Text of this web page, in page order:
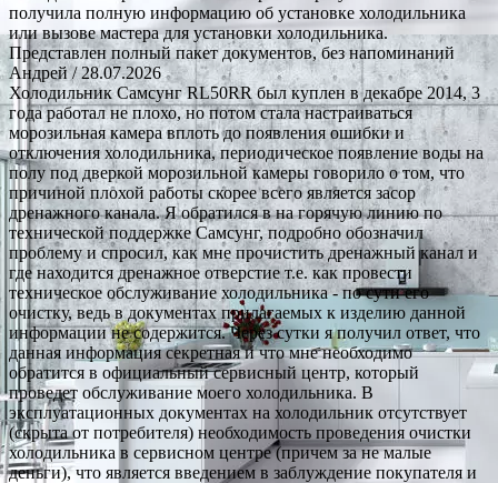
получила полную информацию об установке холодильника
или вызове мастера для установки холодильника.
Представлен полный пакет документов, без напоминаний
Андрей/ 28.07.2026
Холодильник Самсунг RL50RR был куплен в декабре 2014, 3
года работал не плохо, но потом стала настраиваться
морозильная камера вплоть до появления ошибки и
отключения холодильника, периодическое появление воды на
полу под дверкой морозильной камеры говорило о том, что
причиной плохой работы скорее всего является засор
дренажного канала. Я обратился в на горячую линию по
технической поддержке Самсунг, подробно обозначил
проблему и спросил, как мне прочистить дренажный канал и
где находится дренажное отверстие т.е. как провести
техническое обслуживание холодильника - по сути его
очистку, ведь в документах прилагаемых к изделию данной
информации не содержится. Через сутки я получил ответ, что
данная информация секретная и что мне необходимо
обратится в официальный сервисный центр, который
проведет обслуживание моего холодильника. В
эксплуатационных документах на холодильник отсутствует
(скрыта от потребителя) необходимость проведения очистки
холодильника в сервисном центре (причем за не малые
деньги), что является введением в заблуждение покупателя и